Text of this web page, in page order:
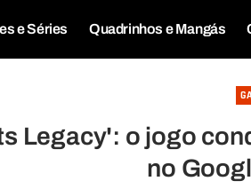
e Séries Quadrinhos e Mangás
Legacy': o jogo
no